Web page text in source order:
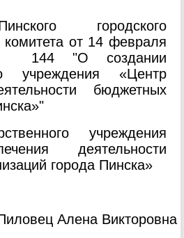
городского
комитета от 14 февраля
144 "О создании
учреждения «Центр
бюджетных
учреждения
деятельности
города Пинска»
Алена Викторовна